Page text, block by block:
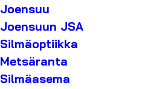
Joensuu
Joensuun JSA
Silmäoptiikka
Metsäranta
Silmäasema